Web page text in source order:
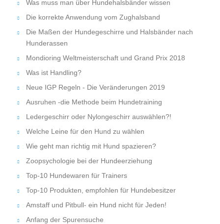
Was muss man über Hundehalsbänder wissen
Die korrekte Anwendung vom Zughalsband
Die Maßen der Hundegeschirre und Halsbänder nach
Hunderassen
Mondioring Weltmeisterschaft und Grand Prix 2018
Was ist Handling?
Neue IGP Regeln - Die Veränderungen 2019
Ausruhen -die Methode beim Hundetraining
Ledergeschirr oder Nylongeschirr auswählen?!
Welche Leine für den Hund zu wählen
Wie geht man richtig mit Hund spazieren?
Zoopsychologie bei der Hundeerziehung
Top-10 Hundewaren für Trainers
Top-10 Produkten, empfohlen für Hundebesitzer
Amstaff und Pitbull- ein Hund nicht für Jeden!
Anfang der Spurensuche